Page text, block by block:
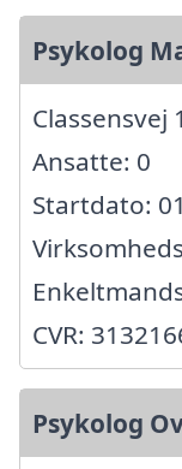
Psykolog
Classensvej
Ansatte: 0
Startdato:
CVR:
Psykolog